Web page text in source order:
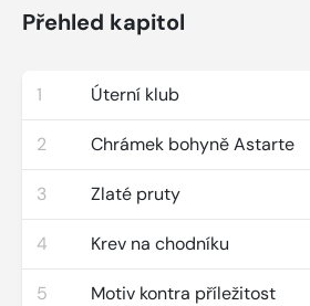
Přehled kapitol
1 Úterní klub
2 Chrámek bohyně Astarte
3 Zlaté pruty
4 Krev na chodníku
5 Motiv kontra příležitost